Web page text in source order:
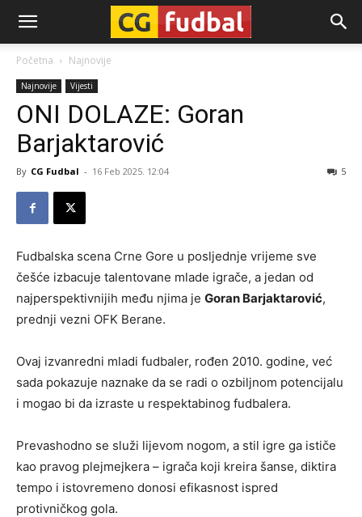
CG-
Fudbal
Početna Najnovije
Najnovije Vijesti
ONI DOLAZE: Goran
Barjaktarović
By CG Fudbal - 16 Feb 2025. 12:04 5
Fudbalska scena Crne Gore u posljednje vrijeme sve
češće izbacuje talentovane mlade igrače, a jedan od
najperspektivnijih među njima je Goran Barjaktarović,
prednji vezni OFK Berane.
Ovaj izvanredni mladi fudbaler, rođen 2010. godine, već
sada pokazuje naznake da se radi o ozbiljnom potencijalu
i mogao bi da izraste u respektabinog fudbalera.
Prevashodno se služi lijevom nogom, a stil igre ga ističe
kao pravog plejmejkera – igrača koji kreira šanse, diktira
tempo i istovremeno donosi efikasnost ispred
protivničkog gola.